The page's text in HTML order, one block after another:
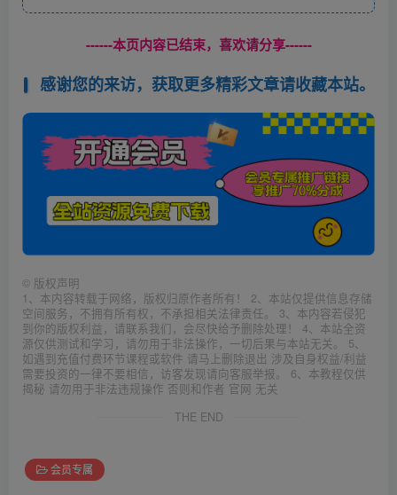
------本页内容已结束，喜欢请分享------
感谢您的来访，获取更多精彩文章请收藏本站。
© 版权声明
1、本内容转载于网络，版权归原作者所有！ 2、本站仅提供信息存储
空间服务，不拥有所有权，不承担相关法律责任。 3、本内容若侵犯
到你的版权利益，请联系我们，会尽快给予删除处理！ 4、本站全资
源仅供测试和学习，请勿用于非法操作，一切后果与本站无关。 5、
如遇到充值付费环节课程或软件 请马上删除退出 涉及自身权益/利益
需要投资的一律不要相信，访客发现请向客服举报。 6、本教程仅供
揭秘 请勿用于非法违规操作 否则和作者 官网 无关
THE END
会员专属